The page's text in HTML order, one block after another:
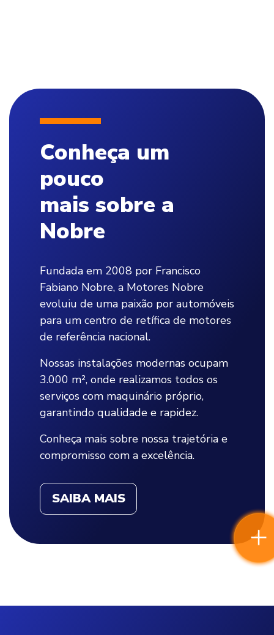
Conheça um
pouco
mais sobre a
Nobre
Fundada em 2008 por Francisco
Fabiano Nobre, a Motores Nobre
evoluiu de uma paixão por automóveis
para um centro de retífica de motores
de referência nacional.
Nossas instalações modernas ocupam
3.000 m², onde realizamos todos os
serviços com maquinário próprio,
garantindo qualidade e rapidez.
Conheça mais sobre nossa trajetória e
compromisso com a excelência.
SAIBA MAIS